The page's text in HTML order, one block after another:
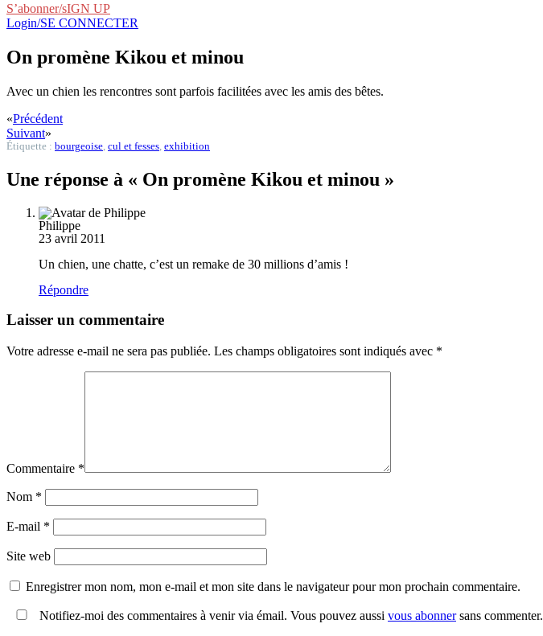
S’abonner/sIGN UP
Login/SE CONNECTER
On promène Kikou et minou
Avec un chien les rencontres sont parfois facilitées avec les amis des bêtes.
«Précédent
Suivant»
Étiquette : bourgeoise cul et fesses exhibition
Une réponse à « On promène Kikou et minou »
Philippe
23 avril 2011
Un chien, une chatte, c’est un remake de 30 millions d’amis !
Répondre
Laisser un commentaire
Votre adresse e-mail ne sera pas publiée. Les champs obligatoires sont indiqués avec *
Commentaire *
Nom *
E-mail *
Site web
Enregistrer mon nom, mon e-mail et mon site dans le navigateur pour mon prochain commentaire.
Notifiez-moi des commentaires à venir via émail. Vous pouvez aussi vous abonnersans commenter.